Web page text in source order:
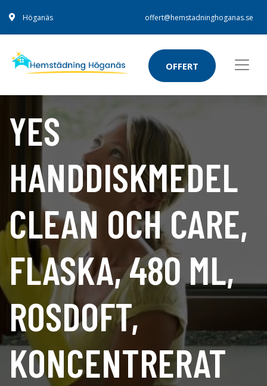
Höganäs offert@hemstadninghoganas.se
OFFERT
YES
HANDDISKMEDEL
CLEAN OCH CARE,
FLASKA, 480 ML,
ROSDOFT,
KONCENTRERAT